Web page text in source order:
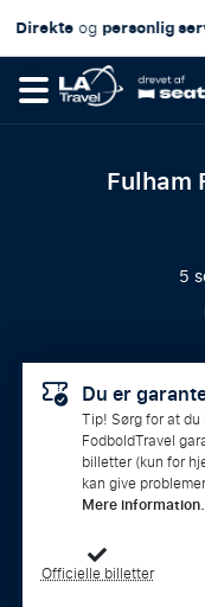
Kundetilfredshed
Fulham
5
Du er
Tip! Sørg for at
FodboldTravel
billetter (kun for
kan give
Mere information.
Officielle billetter